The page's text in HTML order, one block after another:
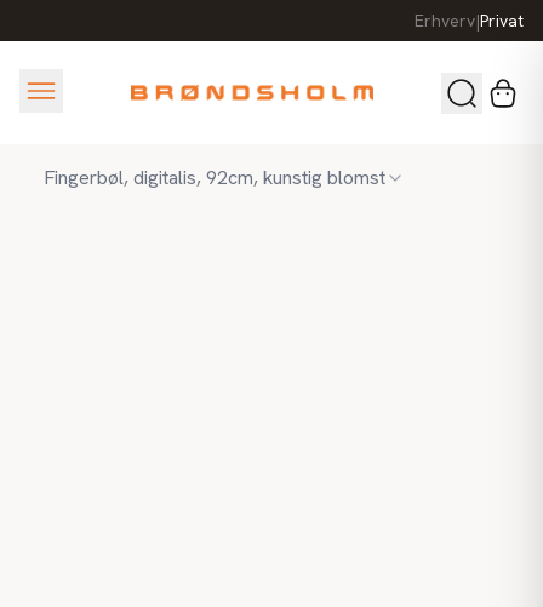
Erhverv|Privat
Fingerbøl, digitalis, 92cm, kunstig blomst